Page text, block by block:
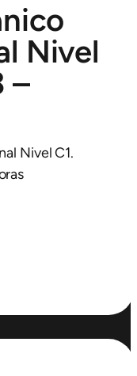
Nivel
–
Nivel C1.